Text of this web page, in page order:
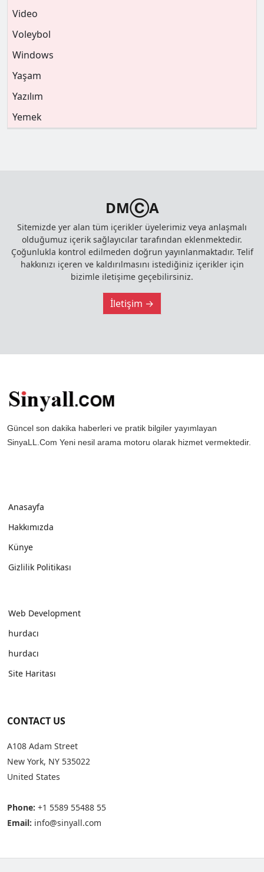
Video
Voleybol
Windows
Yaşam
Yazılım
Yemek
DMⒸA
Sitemizde yer alan tüm içerikler üyelerimiz veya anlaşmalı
olduğumuz içerik sağlayıcılar tarafından eklenmektedir.
Çoğunlukla kontrol edilmeden doğrun yayınlanmaktadır. Telif
hakkınızı içeren ve kaldırılmasını istediğiniz içerikler için
bizimle iletişime geçebilirsiniz.
İletişim →
Güncel son dakika haberleri ve pratik bilgiler yayımlayan
SinyaLL.Com Yeni nesil arama motoru olarak hizmet vermektedir.
Anasayfa
Hakkımızda
Künye
Gizlilik Politikası
Web Development
hurdacı
hurdacı
Site Haritası
CONTACT US
A108 Adam Street
New York, NY 535022
United States
Phone: +1 5589 55488 55
Email: info@sinyall.com